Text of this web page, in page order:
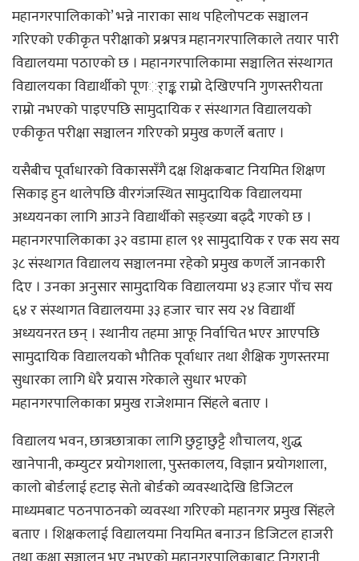
महानगरपालिकाको’ भन्ने नाराका साथ पहिलोपटक सञ्चालन
गरिएको एकीकृत परीक्षाको प्रश्नपत्र महानगरपालिकाले तयार पारी
विद्यालयमा पठाएको छ । महानगरपालिकामा सञ्चालित संस्थागत
विद्यालयका विद्यार्थीको पूणर्ाङ्क राम्रो देखिएपनि गुणस्तरीयता
राम्रो नभएको पाइएपछि सामुदायिक र संस्थागत विद्यालयको
एकीकृत परीक्षा सञ्चालन गरिएको प्रमुख कणर्ले बताए ।
यसैबीच पूर्वाधारको विकाससँगै दक्ष शिक्षकबाट नियमित शिक्षण
सिकाइ हुन थालेपछि वीरगंजस्थित सामुदायिक विद्यालयमा
अध्ययनका लागि आउने विद्यार्थीको सङ्ख्या बढ्दै गएको छ ।
महानगरपालिकाका ३२ वडामा हाल ९१ सामुदायिक र एक सय सय
३८ संस्थागत विद्यालय सञ्चालनमा रहेको प्रमुख कणर्ले जानकारी
दिए । उनका अनुसार सामुदायिक विद्यालयमा ४३ हजार पाँच सय
६४ र संस्थागत विद्यालयमा ३३ हजार चार सय २४ विद्यार्थी
अध्ययनरत छन् । स्थानीय तहमा आफू निर्वाचित भएर आएपछि
सामुदायिक विद्यालयको भौतिक पूर्वाधार तथा शैक्षिक गुणस्तरमा
सुधारका लागि धेरै प्रयास गरेकाले सुधार भएको
महानगरपालिकाका प्रमुख राजेशमान सिंहले बताए ।
विद्यालय भवन, छात्रछात्राका लागि छुट्टाछुट्टै शौचालय, शुद्ध
खानेपानी, कम्युटर प्रयोगशाला, पुस्तकालय, विज्ञान प्रयोगशाला,
कालो बोर्डलाई हटाइ सेतो बोर्डको व्यवस्थादेखि डिजिटल
माध्यमबाट पठनपाठनको व्यवस्था गरिएको महानगर प्रमुख सिंहले
बताए । शिक्षकलाई विद्यालयमा नियमित बनाउन डिजिटल हाजरी